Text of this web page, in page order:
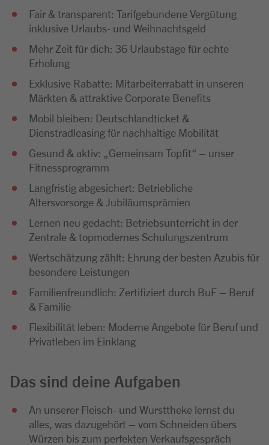
Fair & transparent: Tarifgebundene Vergütung
inklusive Urlaubs- und Weihnachtsgeld
Mehr Zeit für dich: 36 Urlaubstage für echte
Erholung
Exklusive Rabatte: Mitarbeiterrabatt in unseren
Märkten & attraktive Corporate Benefits
Mobil bleiben: Deutschlandticket &
Dienstradleasing für nachhaltige Mobilität
Gesund & aktiv: „Gemeinsam Topfit“ – unser
Fitnessprogramm
Langfristig abgesichert: Betriebliche
Altersvorsorge & Jubiläumsprämien
Lernen neu gedacht: Betriebsunterricht in der
Zentrale & topmodernes Schulungszentrum
Wertschätzung zählt: Ehrung der besten Azubis für
besondere Leistungen
Familienfreundlich: Zertifiziert durch BuF – Beruf
& Familie
Flexibilität leben: Moderne Angebote für Beruf und
Privatleben im Einklang
Das sind deine Aufgaben
An unserer Fleisch- und Wursttheke lernst du
alles, was dazugehört – vom Schneiden übers
Würzen bis zum perfekten Verkaufsgespräch